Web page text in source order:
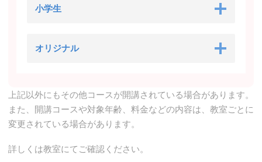
小学生
オリジナル
上記以外にもその他コースが開講されている場合があります。
また、開講コースや対象年齢、料金などの内容は、教室ごとに
変更されている場合があります。
詳しくは教室にてご確認ください。